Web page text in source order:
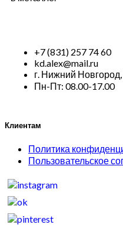
+7 (831) 257 74 60
kd.alex@mail.ru
г. Нижний
Пн-Пт: 08.00-17.00
Клиентам
Политика
Пользовательское